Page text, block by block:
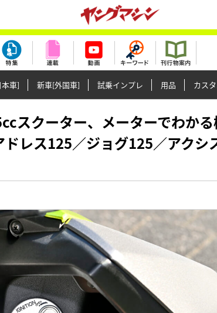
車] 新車[外国車] 試乗インプレ 用品 カス
スクーター、メーターでわか
レス125／ジョグ125／アクシ